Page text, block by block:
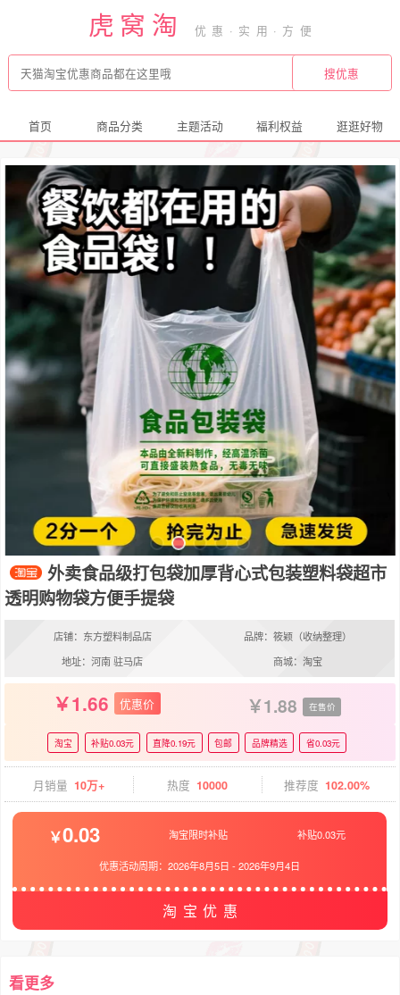
虎窝淘
首页 商品分类 主题活动 福利权益 逛逛好物
外卖食品级打包袋加厚背心式包装塑料袋超市
透明购物袋方便手提袋
店铺：东方塑料制品店
品牌：筱颖（收纳整理）
地址：河南 驻马店
商城：淘宝
1.66 优惠价 1.88 在售价
淘宝 补贴0.03元 直降0.19元 包邮 品牌精选 省0.03元
月销量 10万+ 热度 10000 推荐度 102.00%
0.03 淘宝限时补贴 补贴0.03元
优惠活动周期：2026年8月5日 -2026年9月4日
淘宝优惠
看更多